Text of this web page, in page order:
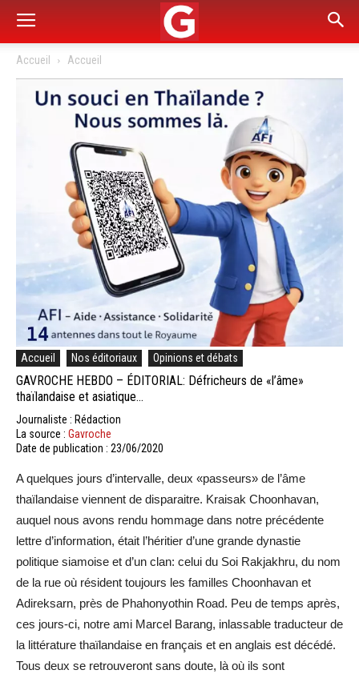
Accueil Accueil
Accueil Nos éditoriaux Opinions et débats
GAVROCHE HEBDO – ÉDITORIAL: Défricheurs de «l’âme»
thaïlandaise et asiatique…
Journaliste : Rédaction
La source : Gavroche
Date de publication : 23/06/2020
A quelques jours d’intervalle, deux «passeurs» de l’âme
thaïlandaise viennent de disparaitre. Kraisak Choonhavan,
auquel nous avons rendu hommage dans notre précédente
lettre d’information, était l’héritier d’une grande dynastie
politique siamoise et d’un clan: celui du Soi Rakjakhru, du nom
de la rue où résident toujours les familles Choonhavan et
Adireksarn, près de Phahonyothin Road. Peu de temps après,
ces jours-ci, notre ami Marcel Barang, inlassable traducteur de
la littérature thaïlandaise en français et en anglais est décédé.
Tous deux se retrouveront sans doute, là où ils sont